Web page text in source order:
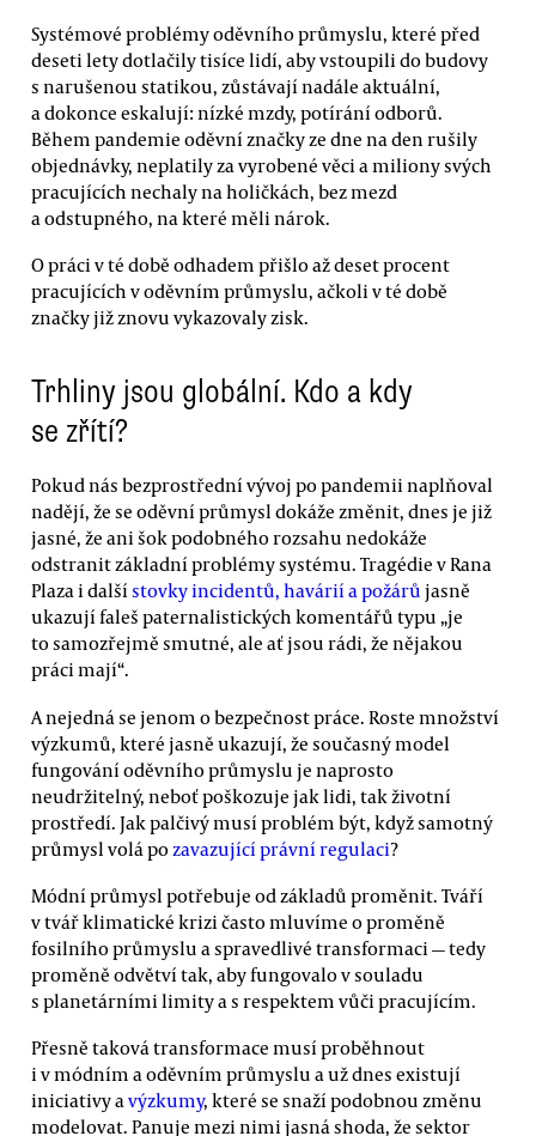
Systémové problémy oděvního průmyslu, které před
deseti lety dotlačily tisíce lidí, aby vstoupili do budovy
s narušenou statikou, zůstávají nadále aktuální,
a dokonce eskalují: nízké mzdy, potírání odborů.
Během pandemie oděvní značky ze dne na den rušily
objednávky, neplatily za vyrobené věci a miliony svých
pracujících nechaly na holičkách, bez mezd
a odstupného, na které měli nárok.
O práci v té době odhadem přišlo až deset procent
pracujících v oděvním průmyslu, ačkoli v té době
značky již znovu vykazovaly zisk.
Trhliny jsou globální. Kdo a kdy
se zřítí?
Pokud nás bezprostřední vývoj po pandemii naplňoval
nadějí, že se oděvní průmysl dokáže změnit, dnes je již
jasné, že ani šok podobného rozsahu nedokáže
odstranit základní problémy systému. Tragédie v Rana
Plaza i dalšístovky incidentů, havárií a požárů jasně
ukazují faleš paternalistických komentářů typu „je
to samozřejmě smutné, ale ať jsou rádi, že nějakou
práci mají“.
A nejedná se jenom o bezpečnost práce. Roste množství
výzkumů, které jasně ukazují, že současný model
fungování oděvního průmyslu je naprosto
neudržitelný, neboť poškozuje jak lidi, tak životní
prostředí. Jak palčivý musí problém být, když samotný
průmysl volá po zavazující právní regulaci?
Módní průmysl potřebuje od základů proměnit. Tváří
v tvář klimatické krizi často mluvíme o proměně
fosilního průmyslu a spravedlivé transformaci — tedy
proměně odvětví tak, aby fungovalo v souladu
s planetárními limity a s respektem vůči pracujícím.
Přesně taková transformace musí proběhnout
i v módním a oděvním průmyslu a už dnes existují
iniciativy avýzkumy, které se snaží podobnou změnu
modelovat. Panuje mezi nimi jasná shoda, že sektor